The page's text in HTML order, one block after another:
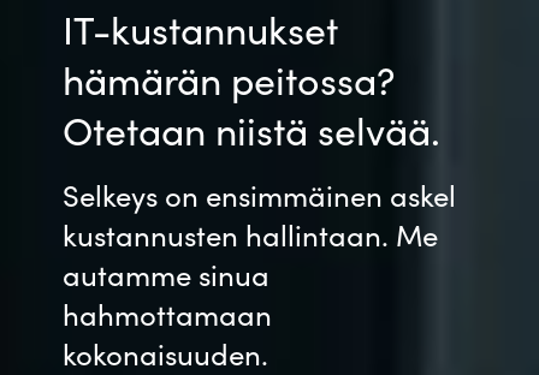
IT-kustannukset
hämärän peitossa?
Otetaan niistä selvää.
Selkeys on ensimmäinen askel
kustannusten hallintaan. Me
autamme sinua
hahmottamaan
kokonaisuuden.